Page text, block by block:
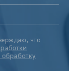
что
обработку